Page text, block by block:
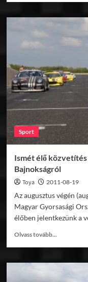
rF
for
rFactor
v0.9
Sport
Ismét élő közvetítés
Bajnokságról
Toya 2011-08-19
Az augusztus végén
Magyar Gyorsasági
élőben jelentkezünk a
Olvass tovább...
Ismét